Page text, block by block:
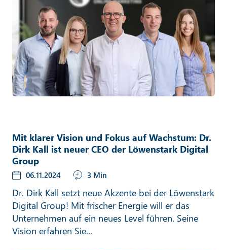
Mit klarer Vision und Fokus auf Wachstum: Dr.
Dirk Kall ist neuer CEO der Löwenstark Digital
Group
06.11.2024 3 Min
Dr. Dirk Kall setzt neue Akzente bei der Löwenstark
Digital Group! Mit frischer Energie will er das
Unternehmen auf ein neues Level führen. Seine
Vision erfahren Sie...